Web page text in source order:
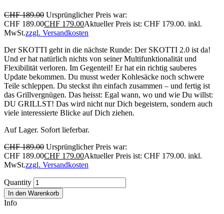
CHF189.00 Ursprünglicher Preis war:
CHF 189.00CHF 179.00Aktueller Preis ist: CHF 179.00. inkl.
MwSt.zzgl. Versandkosten
Der SKOTTI geht in die nächste Runde: Der SKOTTI 2.0 ist da!
Und er hat natürlich nichts von seiner Multifunktionalität und
Flexibilität verloren. Im Gegenteil! Er hat ein richtig sauberes
Update bekommen. Du musst weder Kohlesäcke noch schwere
Teile schleppen. Du steckst ihn einfach zusammen – und fertig ist
das Grillvergnügen. Das heisst: Egal wann, wo und wie Du willst:
DU GRILLST! Das wird nicht nur Dich begeistern, sondern auch
viele interessierte Blicke auf Dich ziehen.
Auf Lager. Sofort lieferbar.
CHF189.00 Ursprünglicher Preis war:
CHF 189.00CHF 179.00Aktueller Preis ist: CHF 179.00. inkl.
MwSt.zzgl. Versandkosten
Quantity
In den Warenkorb
Info